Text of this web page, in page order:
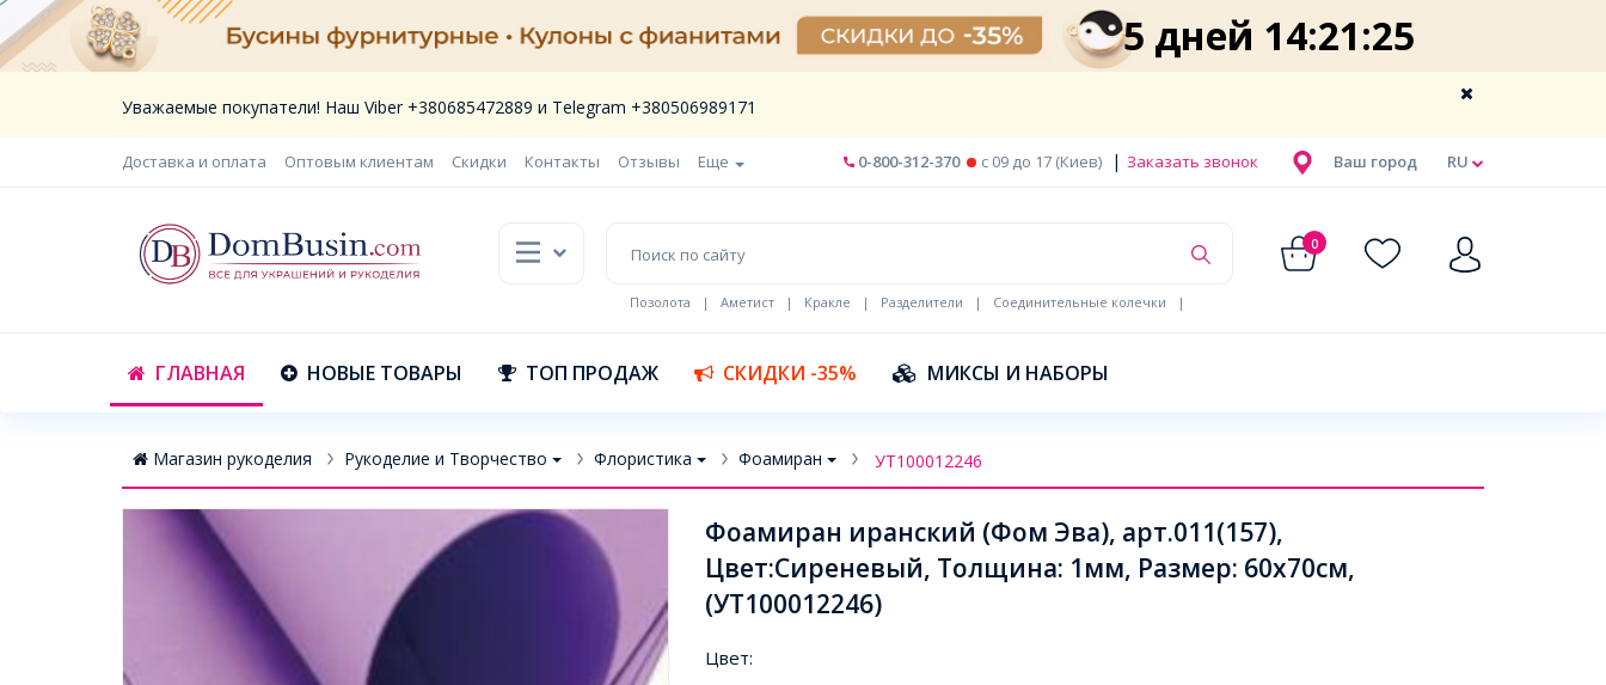
5 дней 14:21:25
Уважаемые покупатели! Наш Viber +380685472889 и Telegram +380506989171
Доставка и оплата Оптовым клиентам Скидки Контакты Отзывы Еще RU
Ваш город
0-800-312-370 c 09 до 17 (Киев) | Заказать звонок
0
Позолота | Аметист | Кракле | Разделители | Соединительные колечки
|
ГЛАВНАЯ НОВЫЕ ТОВАРЫ ТОП ПРОДАЖ СКИДКИ -35% МИКСЫ И НАБОРЫ
Магазин рукоделия Рукоделие и Творчество Флористика Фоамиран УТ100012246
Фоамиран иранский (Фом Эва), арт.011(157),
Цвет:Сиреневый, Толщина: 1мм, Размер: 60х70cм,
(УТ100012246)
Цвет: